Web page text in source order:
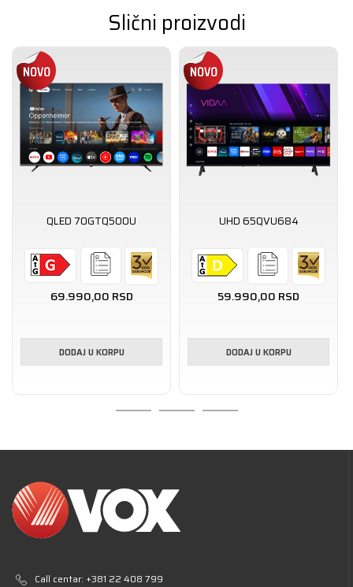
Slični proizvodi
QLED 70GTQ500U
69.990,00 RSD
DODAJ U KORPU
UHD 65QVU684
59.990,00 RSD
DODAJ U KORPU
Call centar: +381 22 408 799